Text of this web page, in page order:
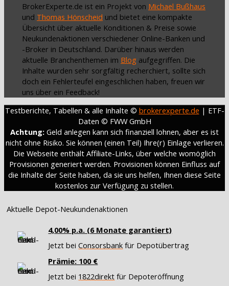
BrokerExperte.de ist ein Projekt von Michael Bußhaus
und Thomas Hönscheid und bietet eine kompakte
Übersicht über aktuelle Konditionen & Preise sowie
Neukundenaktionen verschiedener Online-Banken und
-Broker in Deutschland. Darüber hinaus werden
aktuelle Branchenthemen im Blog aufgegriffen. Die
Inhalte wurden sehr sorgfältig recherchiert, sollte sich
doch ein Fehlerteufel eingeschlichen haben, freuen wir
uns über ein Feedback!
Testberichte, Tabellen & alle Inhalte © brokerexperte.de | ETF-
Daten © FWW GmbH
Achtung: Geld anlegen kann sich finanziell lohnen, aber es ist
nicht ohne Risiko. Sie können (einen Teil) Ihre(r) Einlage verlieren.
Die Webseite enthält Affiliate-Links, über welche womöglich
Provisionen generiert werden. Provisionen können Einfluss auf
die Inhalte der Seite haben, da sie uns helfen, Ihnen diese Seite
kostenlos zur Verfügung zu stellen.
Aktuelle Depot-Neukundenaktionen
4,00% p.a. (6 Monate garantiert)
Jetzt beiConsorsbank für Depotübertrag
Prämie: 100 €
Jetzt bei 1822direkt für Depoteröffnung